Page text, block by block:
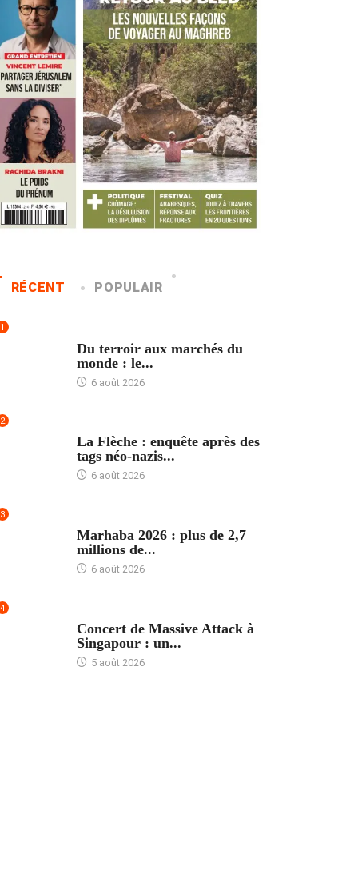
RÉCENT POPULAIR
1
Du terroir aux marchés du
monde : le...
6 août 2026
2
La Flèche : enquête après des
tags néo-nazis...
6 août 2026
3
Marhaba 2026 : plus de 2,7
millions de...
6 août 2026
4
Concert de Massive Attack à
Singapour : un...
5 août 2026